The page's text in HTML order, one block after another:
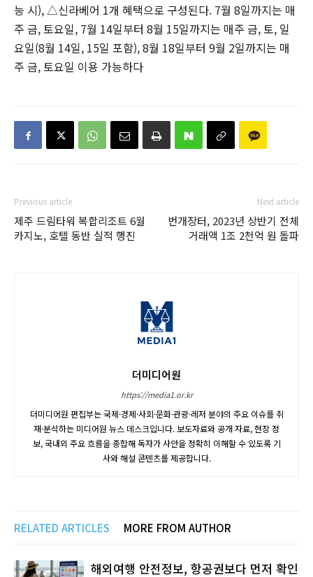
능 시), △신라베어 1개 혜택으로 구성된다. 7월 8일까지는 매
주 금, 토요일, 7월 14일부터 8월 15일까지는 매주 금, 토, 일
요일(8월 14일, 15일 포함), 8월 18일부터 9월 2일까지는 매
주 금, 토요일 이용 가능하다
Previous article
제주 드림타워 복합리조트 6월
카지노, 호텔 동반 실적 행진
Next article
번개장터, 2023년 상반기 전체
거래액 1조 2천억 원 돌파
더미디어원
https://media1.or.kr
더미디어원 편집부는 국제·경제·사회·문화·관광·레저 분야의 주요 이슈를 취
재·분석하는 미디어원 뉴스 데스크입니다. 보도자료와 공개 자료, 현장 정
보, 국내외 주요 흐름을 종합해 독자가 사안을 정확히 이해할 수 있도록 기
사와 해설 콘텐츠를 제공합니다.
RELATED ARTICLES MORE FROM AUTHOR
해외여행 안전정보, 항공권보다 먼저 확인